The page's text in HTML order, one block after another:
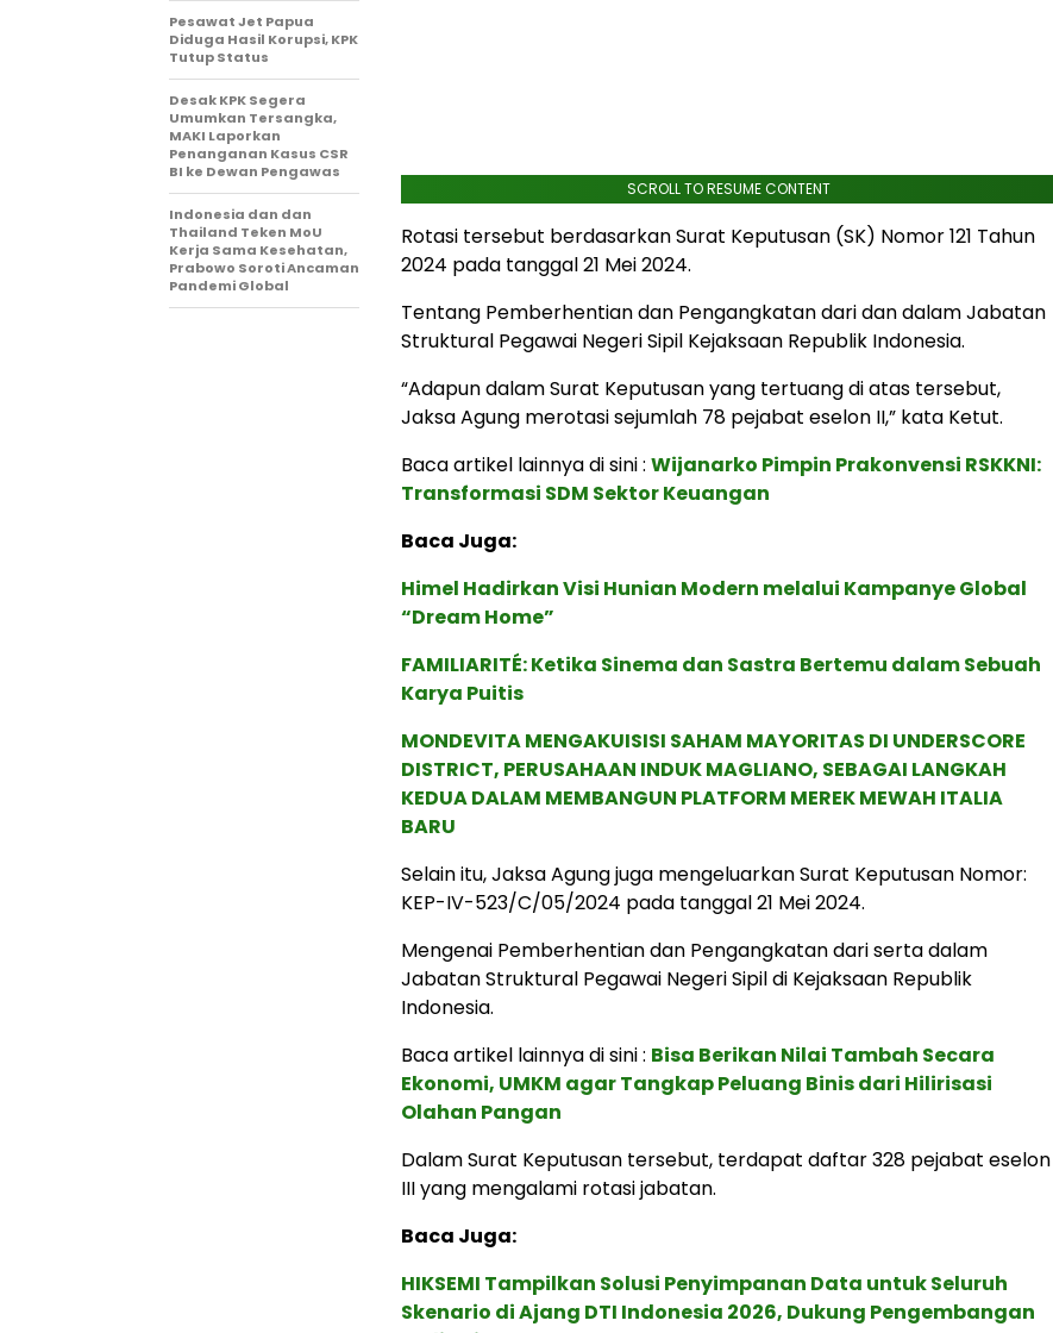
SCROLL TO RESUME CONTENT
Rotasi tersebut berdasarkan Surat Keputusan (SK) Nomor 121 Tahun
2024 pada tanggal 21 Mei 2024.
Tentang Pemberhentian dan Pengangkatan dari dan dalam Jabatan
Struktural Pegawai Negeri Sipil Kejaksaan Republik Indonesia.
“Adapun dalam Surat Keputusan yang tertuang di atas tersebut,
Jaksa Agung merotasi sejumlah 78 pejabat eselon II,” kata Ketut.
Baca artikel lainnya di sini : Wijanarko Pimpin Prakonvensi RSKKNI:
Transformasi SDM Sektor Keuangan
Baca Juga:
Himel Hadirkan Visi Hunian Modern melalui Kampanye Global
“Dream Home”
FAMILIARITÉ: Ketika Sinema dan Sastra Bertemu dalam Sebuah
Karya Puitis
MONDEVITA MENGAKUISISI SAHAM MAYORITAS DI UNDERSCORE
DISTRICT, PERUSAHAAN INDUK MAGLIANO, SEBAGAI LANGKAH
KEDUA DALAM MEMBANGUN PLATFORM MEREK MEWAH ITALIA
BARU
Selain itu, Jaksa Agung juga mengeluarkan Surat Keputusan Nomor:
KEP-IV-523/C/05/2024 pada tanggal 21 Mei 2024.
Mengenai Pemberhentian dan Pengangkatan dari serta dalam
Jabatan Struktural Pegawai Negeri Sipil di Kejaksaan Republik
Indonesia.
Baca artikel lainnya di sini : Bisa Berikan Nilai Tambah Secara
Ekonomi, UMKM agar Tangkap Peluang Binis dari Hilirisasi
Olahan Pangan
Dalam Surat Keputusan tersebut, terdapat daftar 328 pejabat eselon
III yang mengalami rotasi jabatan.
Baca Juga:
HIKSEMI Tampilkan Solusi Penyimpanan Data untuk Seluruh
Skenario di Ajang DTI Indonesia 2026, Dukung Pengembangan
Pesawat Jet Papua
Diduga Hasil Korupsi, KPK
Tutup Status
Desak KPK Segera
Umumkan Tersangka,
MAKI Laporkan
Penanganan Kasus CSR
BI ke Dewan Pengawas
Indonesia dan dan
Thailand Teken MoU
Kerja Sama Kesehatan,
Prabowo Soroti Ancaman
Pandemi Global